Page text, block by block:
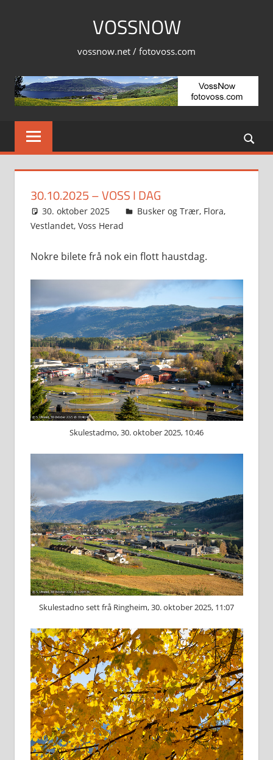
VOSSNOW
vossnow.net / fotovoss.com
30.10.2025 – VOSS I DAG
30. oktober 2025 Svein
Busker og Trær, Flora,
Vestlandet, Voss Herad
Nokre bilete frå nok ein flott haustdag.
Skulestadmo, 30. oktober 2025, 10:46
Skulestadno sett frå Ringheim, 30. oktober 2025, 11:07